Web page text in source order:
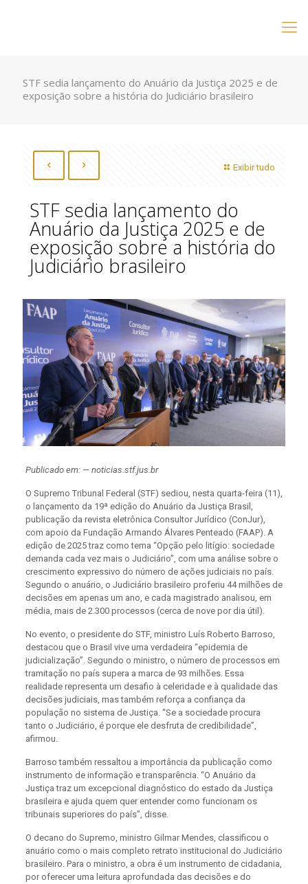
STF sedia lançamento do Anuário da Justiça 2025 e de
exposição sobre a história do Judiciário brasileiro
Exibir tudo
STF sedia lançamento do
Anuário da Justiça 2025 e de
exposição sobre a história do
Judiciário brasileiro
Publicado em: — noticias.stf.jus.br
O Supremo Tribunal Federal (STF) sediou, nesta quarta-feira (11),
o lançamento da 19ª edição do Anuário da Justiça Brasil,
publicação da revista eletrônica Consultor Jurídico (ConJur),
com apoio da Fundação Armando Álvares Penteado (FAAP). A
edição de 2025 traz como tema “Opção pelo litígio: sociedade
demanda cada vez mais o Judiciário”, com uma análise sobre o
crescimento expressivo do número de ações judiciais no país.
Segundo o anuário, o Judiciário brasileiro proferiu 44 milhões de
decisões em apenas um ano, e cada magistrado analisou, em
média, mais de 2.300 processos (cerca de nove por dia útil).
No evento, o presidente do STF, ministro Luís Roberto Barroso,
destacou que o Brasil vive uma verdadeira “epidemia de
judicialização”. Segundo o ministro, o número de processos em
tramitação no país supera a marca de 93 milhões. Essa
realidade representa um desafio à celeridade e à qualidade das
decisões judiciais, mas também reforça a confiança da
população no sistema de Justiça. “Se a sociedade procura
tanto o Judiciário, é porque ele desfruta de credibilidade”,
afirmou.
Barroso também ressaltou a importância da publicação como
instrumento de informação e transparência. “O Anuário da
Justiça traz um excepcional diagnóstico do estado da Justiça
brasileira e ajuda quem quer entender como funcionam os
tribunais superiores do país”, disse.
O decano do Supremo, ministro Gilmar Mendes, classificou o
anuário como o mais completo retrato institucional do Judiciário
brasileiro. Para o ministro, a obra é um instrumento de cidadania,
por oferecer uma leitura aprofundada das decisões e do